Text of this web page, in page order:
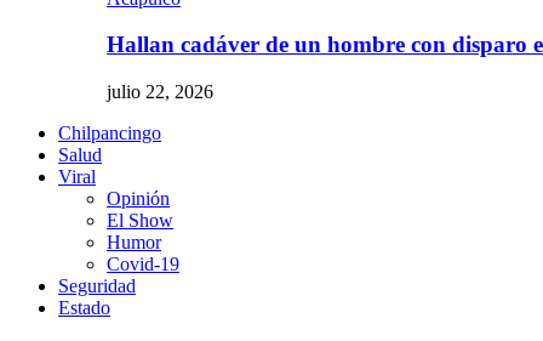
Hallan cadáver de un hombre con disparo
julio 22, 2026
Chilpancingo
Salud
Viral
Opinión
El Show
Humor
Covid-19
Seguridad
Estado